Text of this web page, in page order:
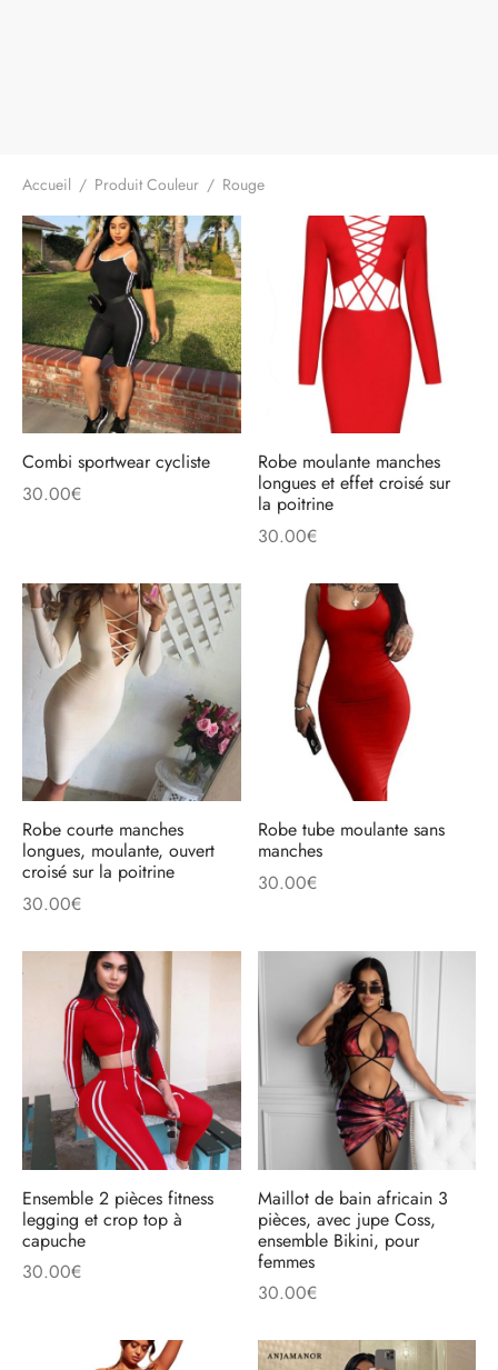
Accueil / Produit Couleur / Rouge
Combi sportwear cycliste
30.00€
Robe moulante manches
longues et effet croisé sur
la poitrine
30.00€
Robe courte manches
longues, moulante, ouvert
croisé sur la poitrine
30.00€
Robe tube moulante sans
manches
30.00€
Ensemble 2 pièces fitness
legging et crop top à
capuche
30.00€
Maillot de bain africain 3
pièces, avec jupe Coss,
ensemble Bikini, pour
femmes
30.00€